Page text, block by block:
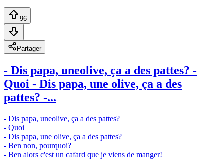
96
Partager
- Dis papa, uneolive, ça a des pattes? -
Quoi - Dis papa, une olive, ça a des
pattes? -...
- Dis papa, uneolive, ça a des pattes?
- Quoi
- Dis papa, une olive, ça a des pattes?
- Ben non, pourquoi?
- Ben alors c'est un cafard que je viens de manger!